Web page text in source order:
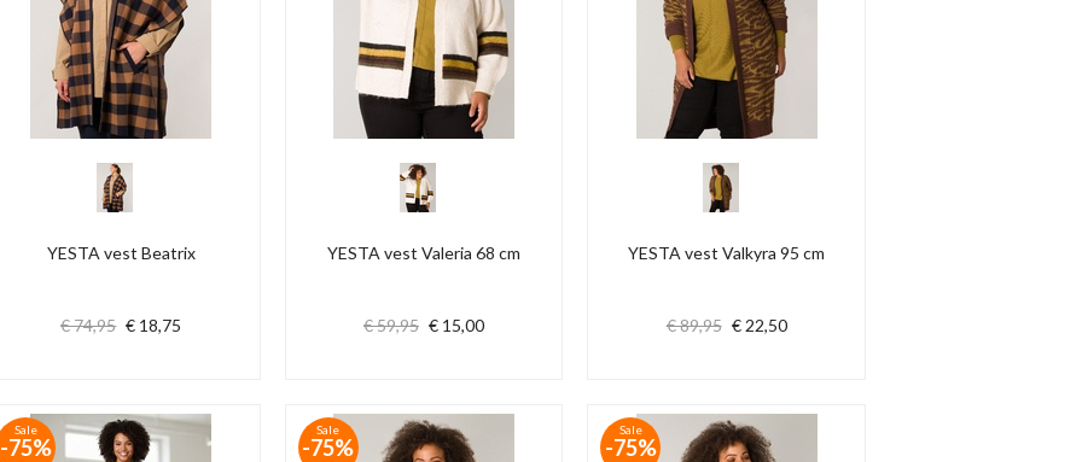
YESTA vest Beatrix
€ 74,95 € 18,75
YESTA vest Valeria 68 cm
€ 59,95 € 15,00
YESTA vest Valkyra 95 cm
€ 89,95 € 22,50
Sale
-75%
Sale
-75%
Sale
-75%